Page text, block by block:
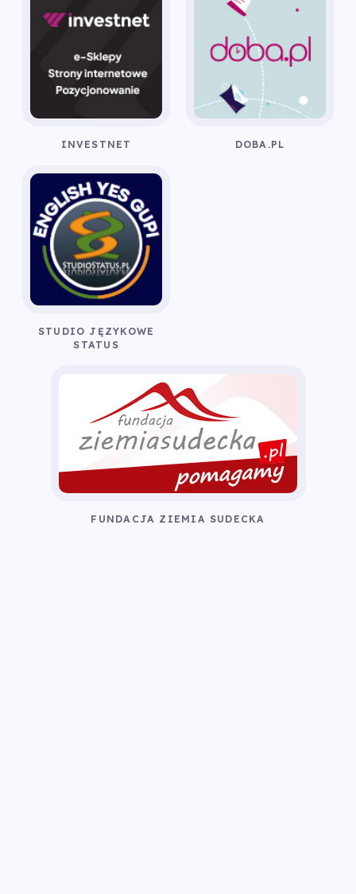
INVESTNET DOBA.PL
STUDIO JĘZYKOWE
STATUS
FUNDACJA ZIEMIA SUDECKA